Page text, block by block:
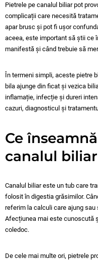
Pietrele pe canalul biliar pot
complicații care necesită
apar brusc și pot fi ușor
aceea, este important să știi ce
manifestă și când trebuie să
În termeni simpli, aceste pietre
bila ajunge din ficat și vezica
inflamație, infecție și dureri
cazuri, diagnosticul și
Ce
canalul biliar
Canalul biliar este un tub care
folosit în digestia grăsimilor.
referim la calculi care ajung
Afecțiunea mai este cunoscută
coledoc.
De cele mai multe ori, pietrele